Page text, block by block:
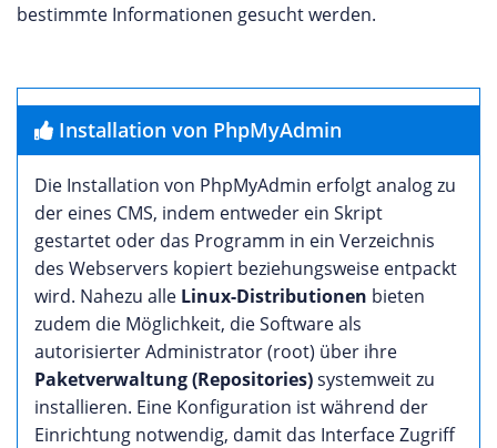
bestimmte Informationen gesucht werden.
Installation von PhpMyAdmin
Die Installation von PhpMyAdmin erfolgt analog zu
der eines CMS, indem entweder ein Skript
gestartet oder das Programm in ein Verzeichnis
des Webservers kopiert beziehungsweise entpackt
wird. Nahezu alle Linux-Distributionen bieten
zudem die Möglichkeit, die Software als
autorisierter Administrator (root) über ihre
Paketverwaltung (Repositories)systemweit zu
installieren. Eine Konfiguration ist während der
Einrichtung notwendig, damit das Interface Zugriff